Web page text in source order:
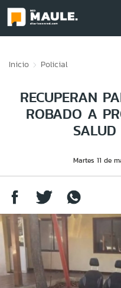
Inicio Policial
RECUPERAN
ROBADO A
SALUD
Martes 11 de